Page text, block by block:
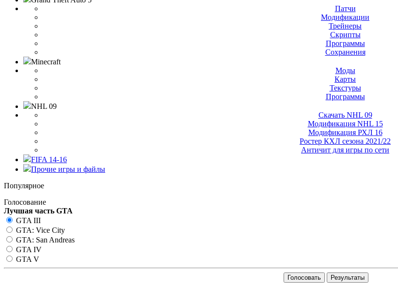
Патчи
Модификации
Трейнеры
Скрипты
Программы
Сохранения
Minecraft
Моды
Карты
Текстуры
Программы
NHL 09
Скачать NHL 09
Модификация NHL 15
Модификация РХЛ 16
Ростер КХЛ сезона 2021/22
Античит для игры по сети
FIFA 14-16
Прочие игры и файлы
Популярное
Голосование
Лучшая часть GTA
GTA III
GTA: Vice City
GTA: San Andreas
GTA IV
GTA V
Голосовать Результаты